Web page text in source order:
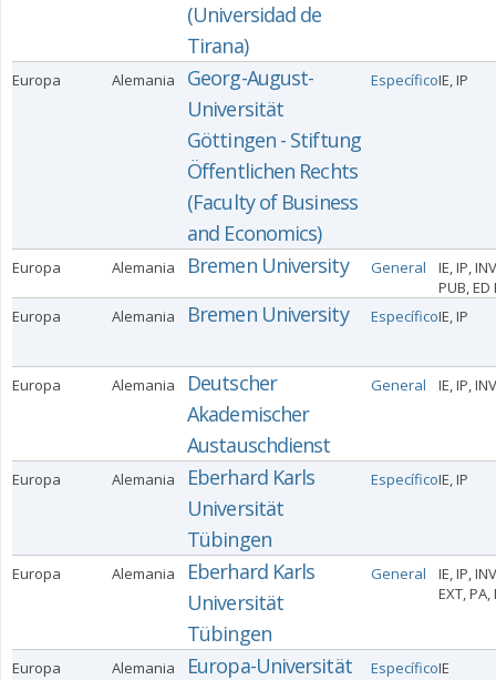
(Universidad de
Tirana)
Europa Alemania
Georg-August-
Universität
Göttingen - Stiftung
Öffentlichen Rechts
(Faculty of Business
and Economics)
EspecíficoIE, IP
Europa Alemania Bremen University General
IE, IP,
PUB, ED
Europa
Alemania Bremen University EspecíficoIE, IP
Europa Alemania
Deutscher
Akademischer
Austauschdienst
General IE, IP,
Europa Alemania
Eberhard Karls
Universität
Tübingen
EspecíficoIE, IP
Europa Alemania
Eberhard Karls
Universität
Tübingen
General
IE, IP,
EXT, PA,
Europa Alemania
Europa-Universität
EspecíficoIE